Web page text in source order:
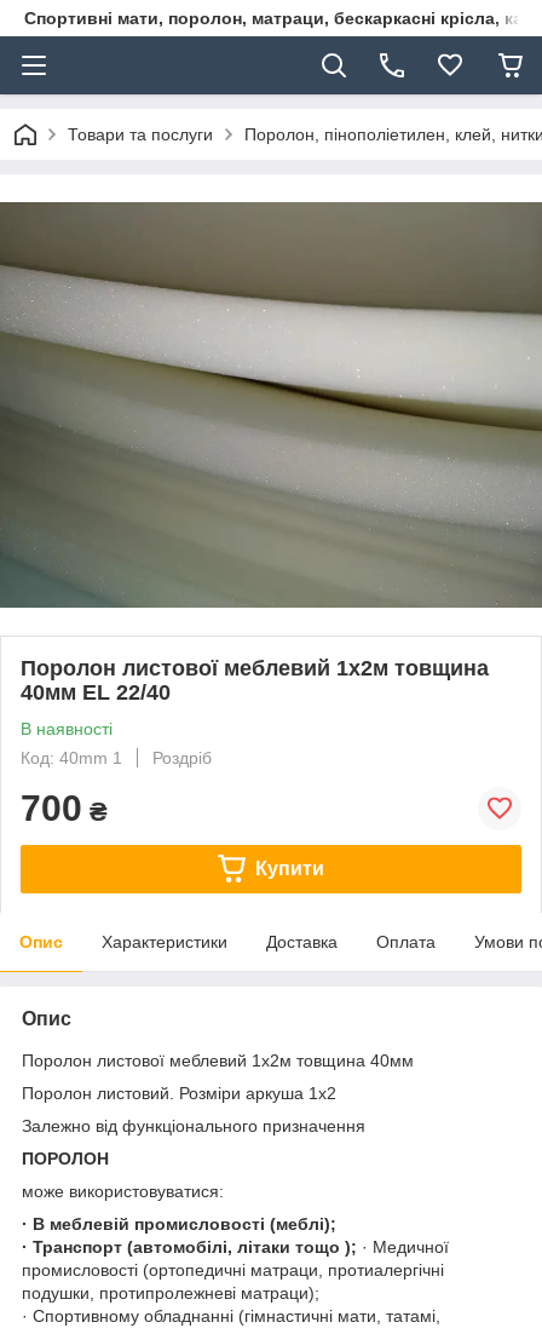
Спортивні мати, поролон, матраци, бескаркасні крісла,
Товари та послуги Поролон, пінополіетилен, клей,
Поролон листової меблевий 1х2м товщина
40мм EL 22/40
В наявності
Код: 40mm 1
Роздріб
700 ₴
Купити
Опис Характеристики Доставка Оплата Умови
Опис
Поролон листової меблевий 1х2м товщина 40мм
Поролон листовий. Розміри аркуша 1х2
Залежно від функціонального призначення
ПОРОЛОН
може використовуватися:
· В меблевій промисловості (меблі);
· Транспорт (автомобілі, літаки тощо ); · Медичної
промисловості (ортопедичні матраци, протиалергічні
подушки, протипролежневі матраци);
· Спортивному обладнанні (гімнастичні мати, татамі,